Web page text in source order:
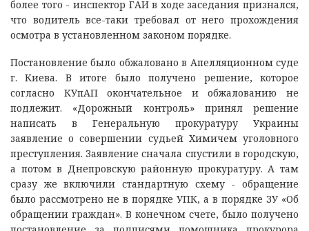
более того - инспектор ГАИ в ходе заседания признался,
что водитель все-таки требовал от него прохождения
осмотра в установленном законом порядке.
Постановление было обжаловано в Апелляционном суде
г. Киева. В итоге было получено решение, которое
согласно КУпАП окончательное и обжалованию не
подлежит. «Дорожный контроль» принял решение
написать в Генеральную прокуратуру Украины
заявление о совершении судьей Химичем уголовного
преступления. Заявление сначала спустили в городскую,
а потом в Днепровскую районную прокуратуру. А там
сразу же включили стандартную схему - обращение
было рассмотрено не в порядке УПК, а в порядке ЗУ «Об
обращении граждан». В конечном счете, было получено